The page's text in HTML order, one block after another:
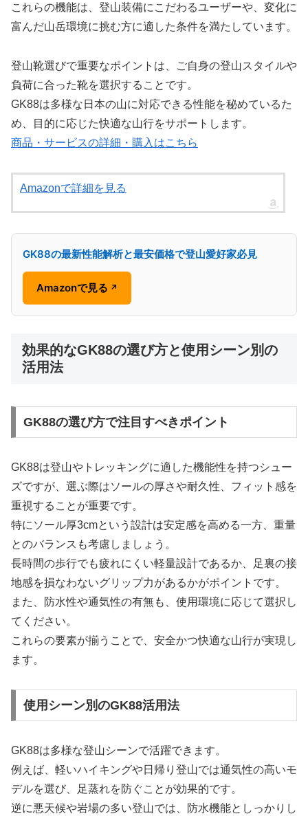
これらの機能は、登山装備にこだわるユーザーや、変化に
富んだ山岳環境に挑む方に適した条件を満たしています。
登山靴選びで重要なポイントは、ご自身の登山スタイルや
負荷に合った靴を選択することです。
GK88は多様な日本の山に対応できる性能を秘めているた
め、目的に応じた快適な山行をサポートします。
商品・サービスの詳細・購入はこちら
Amazonで詳細を見る
GK88の最新性能解析と最安価格で登山愛好家必見
Amazonで見る ↗
効果的なGK88の選び方と使用シーン別の
活用法
GK88の選び方で注目すべきポイント
GK88は登山やトレッキングに適した機能性を持つシュー
ズですが、選ぶ際はソールの厚さや耐久性、フィット感を
重視することが重要です。
特にソール厚3cmという設計は安定感を高める一方、重量
とのバランスも考慮しましょう。
長時間の歩行でも疲れにくい軽量設計であるか、足裏の接
地感を損なわないグリップ力があるかがポイントです。
また、防水性や通気性の有無も、使用環境に応じて選択し
てください。
これらの要素が揃うことで、安全かつ快適な山行が実現し
ます。
使用シーン別のGK88活用法
GK88は多様な登山シーンで活躍できます。
例えば、軽いハイキングや日帰り登山では通気性の高いモ
デルを選び、足蒸れを防ぐことが効果的です。
逆に悪天候や岩場の多い登山では、防水機能としっかりし